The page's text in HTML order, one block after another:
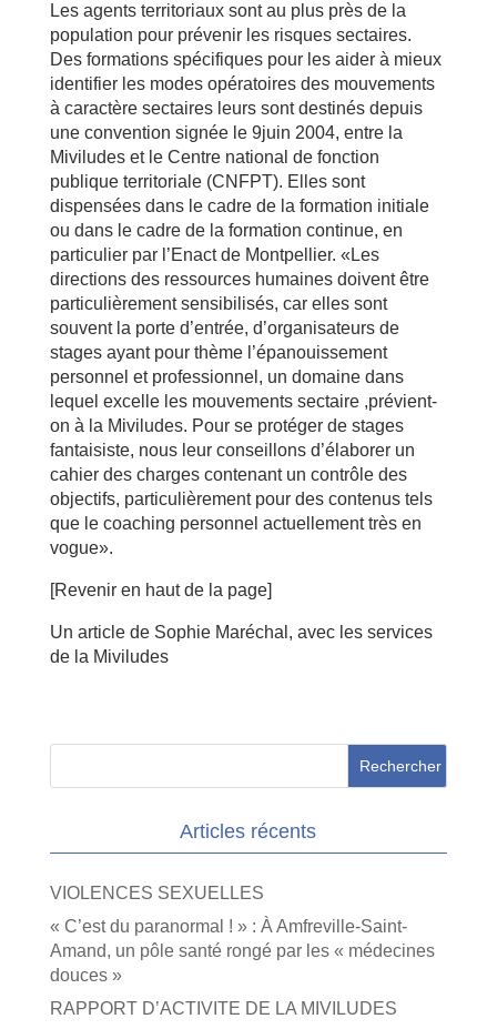
Les agents territoriaux sont au plus près de la
population pour prévenir les risques sectaires.
Des formations spécifiques pour les aider à mieux
identifier les modes opératoires des mouvements
à caractère sectaires leurs sont destinés depuis
une convention signée le 9juin 2004, entre la
Miviludes et le Centre national de fonction
publique territoriale (CNFPT). Elles sont
dispensées dans le cadre de la formation initiale
ou dans le cadre de la formation continue, en
particulier par l’Enact de Montpellier. «Les
directions des ressources humaines doivent être
particulièrement sensibilisés, car elles sont
souvent la porte d’entrée, d’organisateurs de
stages ayant pour thème l’épanouissement
personnel et professionnel, un domaine dans
lequel excelle les mouvements sectaire ,prévient-
on à la Miviludes. Pour se protéger de stages
fantaisiste, nous leur conseillons d’élaborer un
cahier des charges contenant un contrôle des
objectifs, particulièrement pour des contenus tels
que le coaching personnel actuellement très en
vogue».
[Revenir en haut de la page]
Un article de Sophie Maréchal, avec les services
de la Miviludes
Articles récents
VIOLENCES SEXUELLES
« C’est du paranormal ! » : À Amfreville-Saint-
Amand, un pôle santé rongé par les « médecines
douces »
RAPPORT D’ACTIVITE DE LA MIVILUDES